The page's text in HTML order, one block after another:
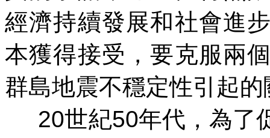
經濟持續發展和社會進
本獲得接受，要克服兩
群島地震不穩定性引起的
20世紀50年代，為了